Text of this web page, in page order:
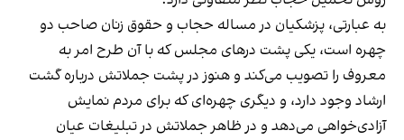
به عبارتی، پزشکیان در مساله حجاب و حقوق زنان صاحب دو
چهره است، یکی پشت درهای مجلس که با آن طرح امر به
معروف را تصویب می‌کند و هنوز در پشت جملاتش درباره گشت
ارشاد وجود دارد، و دیگری چهره‌ای که برای مردم نمایش
آزادی‌خواهی می‌دهد و در ظاهر جملاتش در تبلیغات عیان